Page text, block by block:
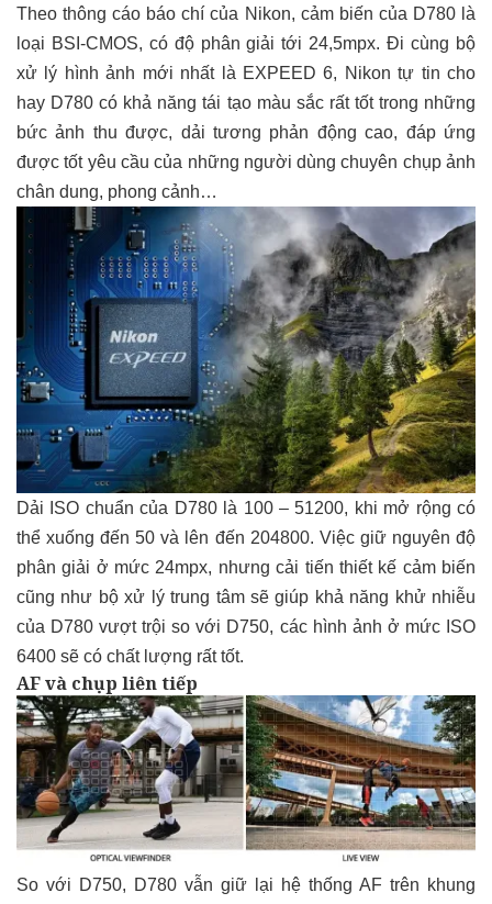
Theo thông cáo báo chí của Nikon, cảm biến của D780 là
loại BSI-CMOS, có độ phân giải tới 24,5mpx. Đi cùng bộ
xử lý hình ảnh mới nhất là EXPEED 6, Nikon tự tin cho
hay D780 có khả năng tái tạo màu sắc rất tốt trong những
bức ảnh thu được, dải tương phản động cao, đáp ứng
được tốt yêu cầu của những người dùng chuyên chụp ảnh
chân dung, phong cảnh…
Dải ISO chuẩn của D780 là 100 – 51200, khi mở rộng có
thể xuống đến 50 và lên đến 204800. Việc giữ nguyên độ
phân giải ở mức 24mpx, nhưng cải tiến thiết kế cảm biến
cũng như bộ xử lý trung tâm sẽ giúp khả năng khử nhiễu
của D780 vượt trội so với D750, các hình ảnh ở mức ISO
6400 sẽ có chất lượng rất tốt.
AF và chụp liên tiếp
So với D750, D780 vẫn giữ lại hệ thống AF trên khung